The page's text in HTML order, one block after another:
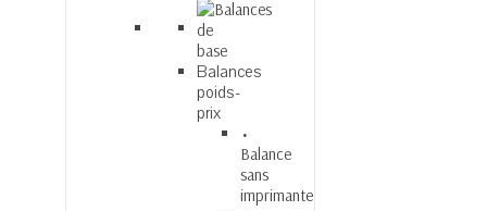
Balances
poids-
prix
Balance
sans
imprimante